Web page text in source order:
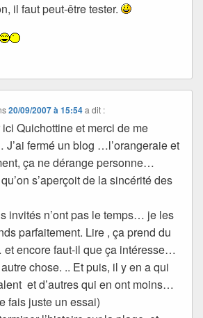
il faut peut-être tester.
20/09/2007 à 15:54 a dit :
Quichottine et merci de me
fermé un blog …l’orangeraie et
ça ne dérange personne…
s’aperçoit de la sincérité des
invités n’ont pas le temps… je les
parfaitement. Lire , ça prend du
encore faut-il que ça intéresse…
autre chose. .. Et puis, il y en a qui
et d’autres qui en ont moins…
fais juste un essai)